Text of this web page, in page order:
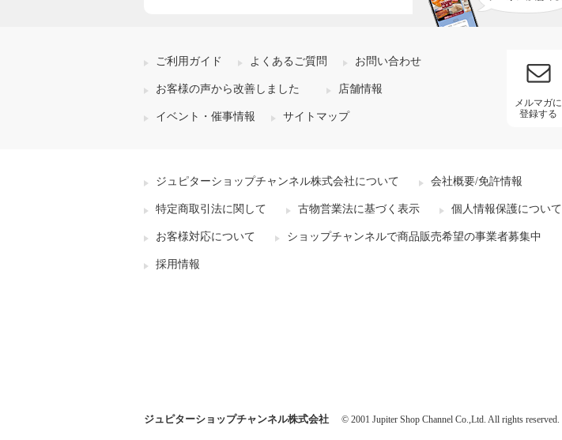
ご利用ガイド よくあるご質問 お問い合わせ
お客様の声から改善しました 店舗情報
イベント・催事情報 サイトマップ
メルマガに
登録する
ジュピターショップチャンネル株式会社について 会社概要/免許情報
特定商取引法に関して 古物営業法に基づく表示 個人情報保護について
お客様対応について ショップチャンネルで商品販売希望の事業者募集中
採用情報
ジュピターショップチャンネル株式会社 © 2001 Jupiter Shop Channel Co.,Ltd. All rights reserved.